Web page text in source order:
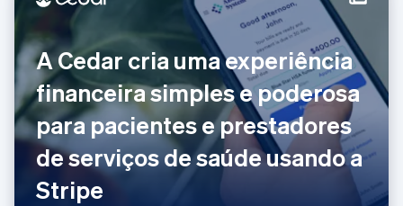
A Cedar cria uma experiência
financeira simples e poderosa
para pacientes e prestadores
de serviços de saúde usando a
Stripe
English
Estônia
English
Finlândia
EnglishSvenska
França
FrançaisEnglish
Gibraltar
English
Grécia
English